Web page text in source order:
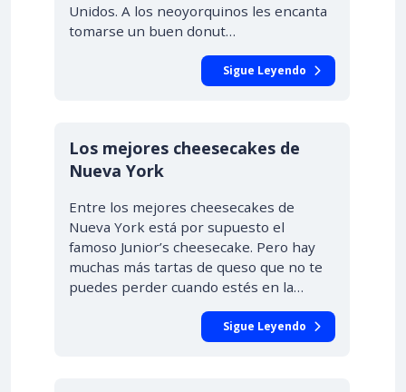
Unidos. A los neoyorquinos les encanta
tomarse un buen donut…
Sigue Leyendo
Los mejores cheesecakes de
Nueva York
Entre los mejores cheesecakes de
Nueva York está por supuesto el
famoso Junior’s cheesecake. Pero hay
muchas más tartas de queso que no te
puedes perder cuando estés en la…
Sigue Leyendo